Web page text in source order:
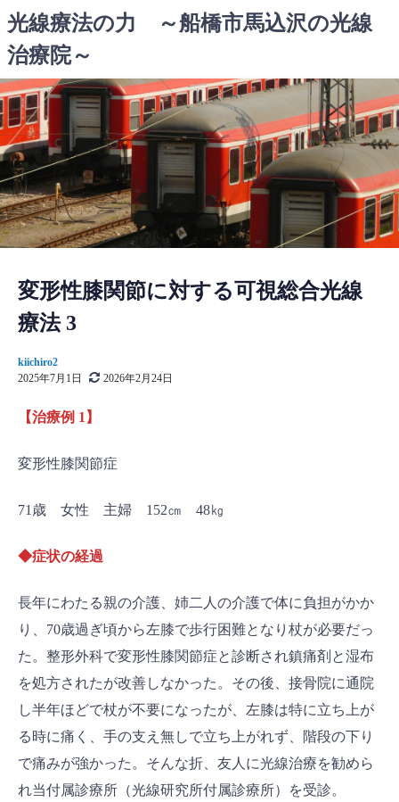
ン
テ
ツ
へ
ス
キ
ッ
プ
光線療法の力 ～船橋市馬込沢の光線
治療院～
変形性膝関節に対する可視総合光線
療法 3
kiichiro2
2025年7月1日
2026年2月24日
【治療例 1】
変形性膝関節症
71歳 女性 主婦 152㎝ 48㎏
◆症状の経過
長年にわたる親の介護、姉二人の介護で体に負担がかか
り、70歳過ぎ頃から左膝で歩行困難となり杖が必要だっ
た。整形外科で変形性膝関節症と診断され鎮痛剤と湿布
を処方されたが改善しなかった。その後、接骨院に通院
し半年ほどで杖が不要になったが、左膝は特に立ち上が
る時に痛く、手の支え無しで立ち上がれず、階段の下り
で痛みが強かった。そんな折、友人に光線治療を勧めら
れ当付属診療所（光線研究所付属診療所）を受診。